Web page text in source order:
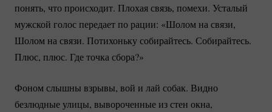
понять, что происходит. Плохая связь, помехи. Усталый
мужской голос передает по рации: «Шолом на связи,
Шолом на связи. Потихоньку собирайтесь. Собирайтесь.
Плюс, плюс. Где точка сбора?»
Фоном слышны взрывы, вой и лай собак. Видно
безлюдные улицы, вывороченные из стен окна,